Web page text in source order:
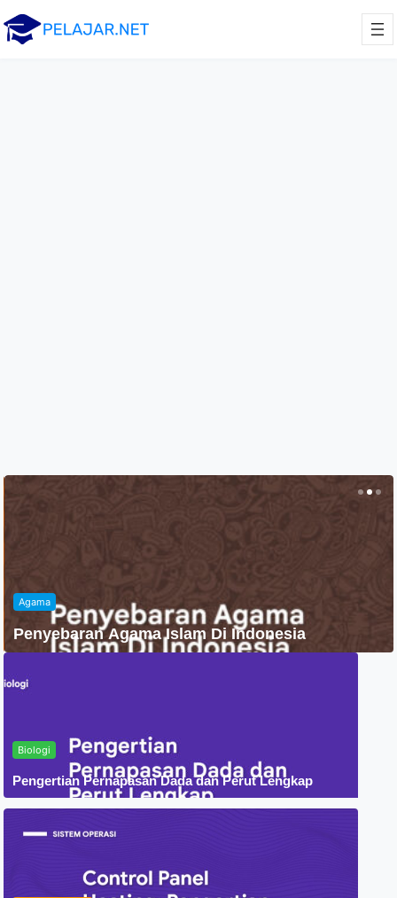
Agama
Penyebaran Agama Islam Di Indonesia
Biologi
Pengertian Pernapasan Dada dan Perut Lengkap